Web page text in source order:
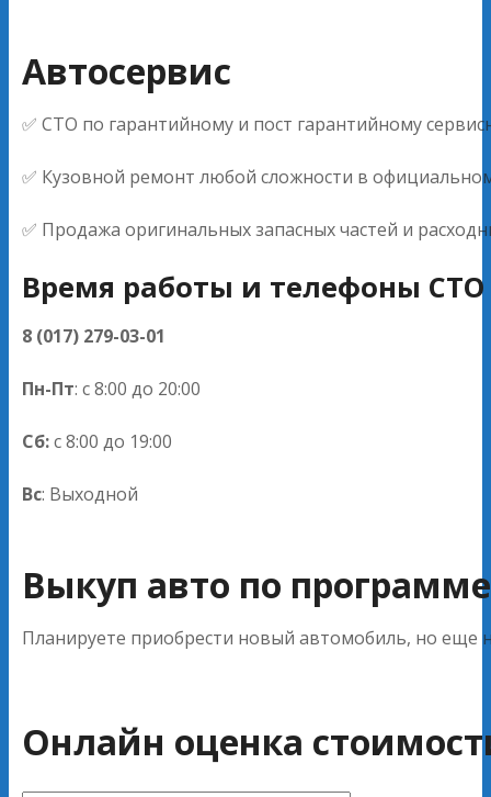
Автосервис
✅ СТО по гарантийному и пост гарантийному
✅ Кузовной ремонт любой сложности в
✅ Продажа оригинальных запасных частей и
Время работы и телефоны СТО
8 (017) 279-03-01
Пн-Пт: с 8:00 до 20:00
Сб:с 8:00 до 19:00
Вс: Выходной
Выкуп авто по
Планируете приобрести новый автомобиль, но еще
Онлайн оценка